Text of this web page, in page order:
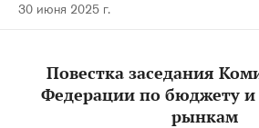
30 июня 2025 г.
Повестка заседания
Федерации по бюджету
рынкам